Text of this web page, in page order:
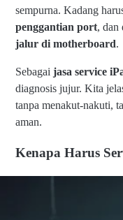
sempurna. Kadang
penggantian port, dan
jalur di motherboard.
Sebagai jasa service
diagnosis jujur. Kita
tanpa menakut-nakuti,
aman.
Kenapa Harus